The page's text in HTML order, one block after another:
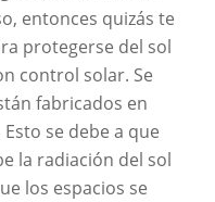
entonces quizás te
protegerse del sol
control solar. Se
fabricados en
se debe a que
la radiación del sol
los espacios se